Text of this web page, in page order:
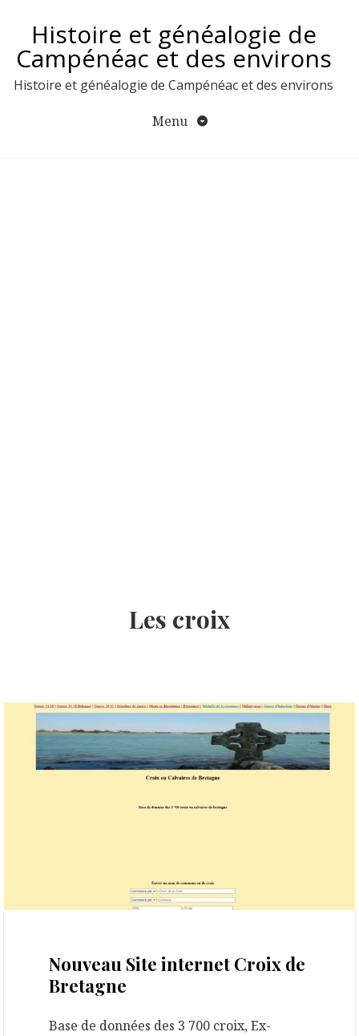
contenuHistoire et généalogie de
Campénéac et des environs
Histoire et généalogie de Campénéac et des environs
Menu
Les croix
Nouveau Site internet Croix de
Bretagne
Base de données des 3 700 croix, Ex-